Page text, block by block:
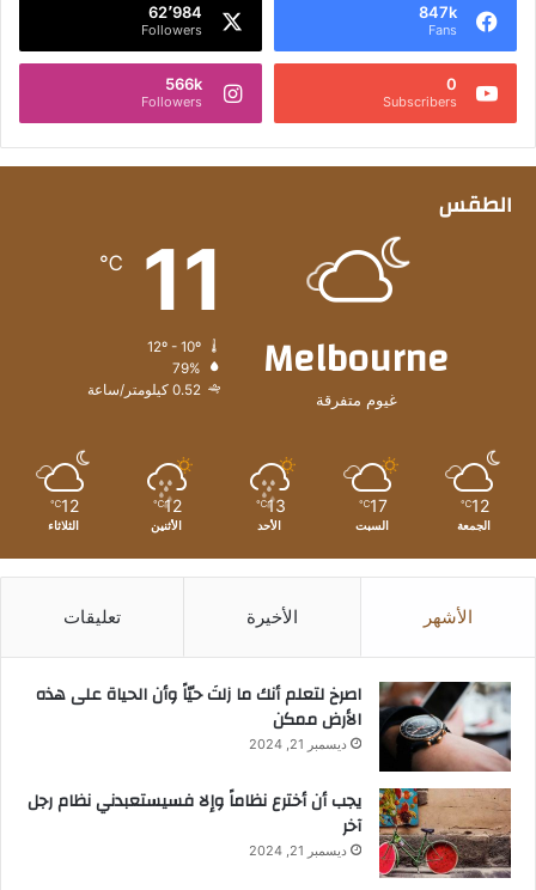
847k
Fans
62٬984
Followers
0
Subscribers
566k
Followers
الطقس
Melbourne
غيوم متفرقة
11
℃
79%
0.52 كيلومتر/ساعة
12
℃
الجمعة
17
℃
السبت
13
℃
الأحد
12
℃
الأثنين
12
℃
الثلاثاء
الأشهر الأخيرة تعليقات
‫اصرخ لتعلم أنك ما زلتَ حيّاً وأن الحياة على هذه
الأرض ممكن
ديسمبر 21, 2024
يجب أن أخترع نظاماً وإلا فسيستعبدني نظام رجل
آخر
ديسمبر 21, 2024